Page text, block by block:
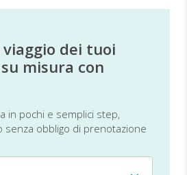
dei tuoi
misura con
in pochi e semplici step,
senza obbligo di prenotazione